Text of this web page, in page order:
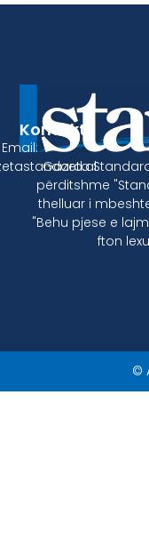
Gazeta
përditshme
thelluar i
"Behu pjese e
fton
Kontakt
Email:
©